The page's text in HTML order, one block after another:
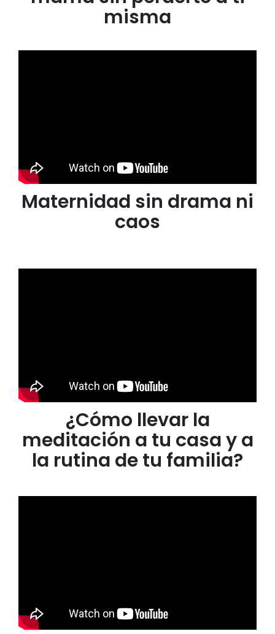
misma
Maternidad sin drama ni
caos
¿Cómo llevar la
meditación a tu casa y a
la rutina de tu familia?